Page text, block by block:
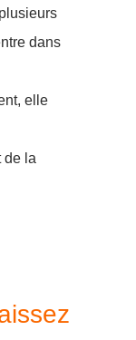
dans
elle
de la